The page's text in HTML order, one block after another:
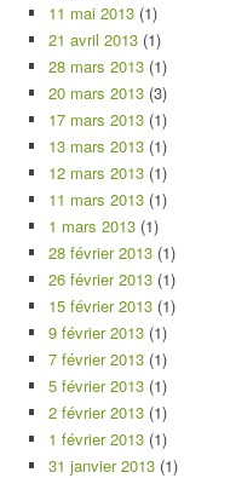
11 mai 2013 (1)
21 avril 2013 (1)
28 mars 2013 (1)
20 mars 2013 (3)
17 mars 2013 (1)
13 mars 2013 (1)
12 mars 2013 (1)
11 mars 2013 (1)
1 mars 2013 (1)
28 février 2013 (1)
26 février 2013 (1)
15 février 2013 (1)
9 février 2013 (1)
7 février 2013 (1)
5 février 2013 (1)
2 février 2013 (1)
1 février 2013 (1)
31 janvier 2013 (1)